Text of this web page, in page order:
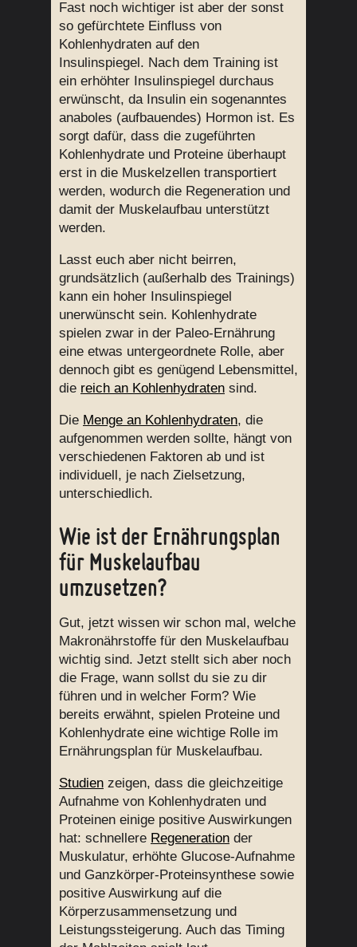
Fast noch wichtiger ist aber der sonst
so gefürchtete Einfluss von
Kohlenhydraten auf den
Insulinspiegel. Nach dem Training ist
ein erhöhter Insulinspiegel durchaus
erwünscht, da Insulin ein sogenanntes
anaboles (aufbauendes) Hormon ist. Es
sorgt dafür, dass die zugeführten
Kohlenhydrate und Proteine überhaupt
erst in die Muskelzellen transportiert
werden, wodurch die Regeneration und
damit der Muskelaufbau unterstützt
werden.
Lasst euch aber nicht beirren,
grundsätzlich (außerhalb des Trainings)
kann ein hoher Insulinspiegel
unerwünscht sein. Kohlenhydrate
spielen zwar in der Paleo-Ernährung
eine etwas untergeordnete Rolle, aber
dennoch gibt es genügend Lebensmittel,
die reich an Kohlenhydraten sind.
Die Menge an Kohlenhydraten, die
aufgenommen werden sollte, hängt von
verschiedenen Faktoren ab und ist
individuell, je nach Zielsetzung,
unterschiedlich.
Wie ist der Ernährungsplan
für Muskelaufbau
umzusetzen?
Gut, jetzt wissen wir schon mal, welche
Makronährstoffe für den Muskelaufbau
wichtig sind. Jetzt stellt sich aber noch
die Frage, wann sollst du sie zu dir
führen und in welcher Form? Wie
bereits erwähnt, spielen Proteine und
Kohlenhydrate eine wichtige Rolle im
Ernährungsplan für Muskelaufbau.
Studien zeigen, dass die gleichzeitige
Aufnahme von Kohlenhydraten und
Proteinen einige positive Auswirkungen
hat: schnellere Regeneration der
Muskulatur, erhöhte Glucose-Aufnahme
und Ganzkörper-Proteinsynthese sowie
positive Auswirkung auf die
Körperzusammensetzung und
Leistungssteigerung. Auch das Timing